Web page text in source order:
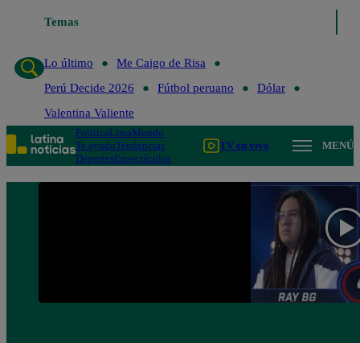
Temas
Lo último
Me Caigo de Risa
Perú Decide 2026
Fútbol peruano
Dólar
Valentina Valiente
PolíticaLimaMundo
Te ayudoTendencias
DeportesEspectáculos
TV en vivo MENÚ